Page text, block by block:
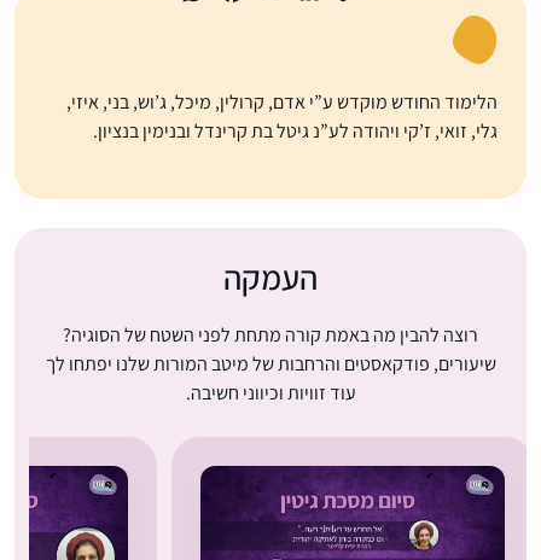
הלימוד החודש מוקדש ע”י אדם, קרולין, מיכל, ג’וש, בני, איזי,
גלי, זואי, ז’קי ויהודה לע”נ גיטל בת קרינדל ובנימין בנציון.
העמקה
רוצה להבין מה באמת קורה מתחת לפני השטח של הסוגיה?
שיעורים, פודקאסטים והרחבות של מיטב המורות שלנו יפתחו לך
עוד זוויות וכיווני חשיבה.